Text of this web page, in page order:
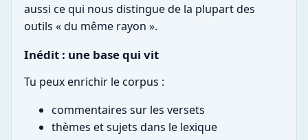
aussi ce qui nous distingue de la plupart des
outils « du même rayon ».
Inédit : une base qui vit
Tu peux enrichir le corpus :
commentaires sur les versets
thèmes et sujets dans le lexique